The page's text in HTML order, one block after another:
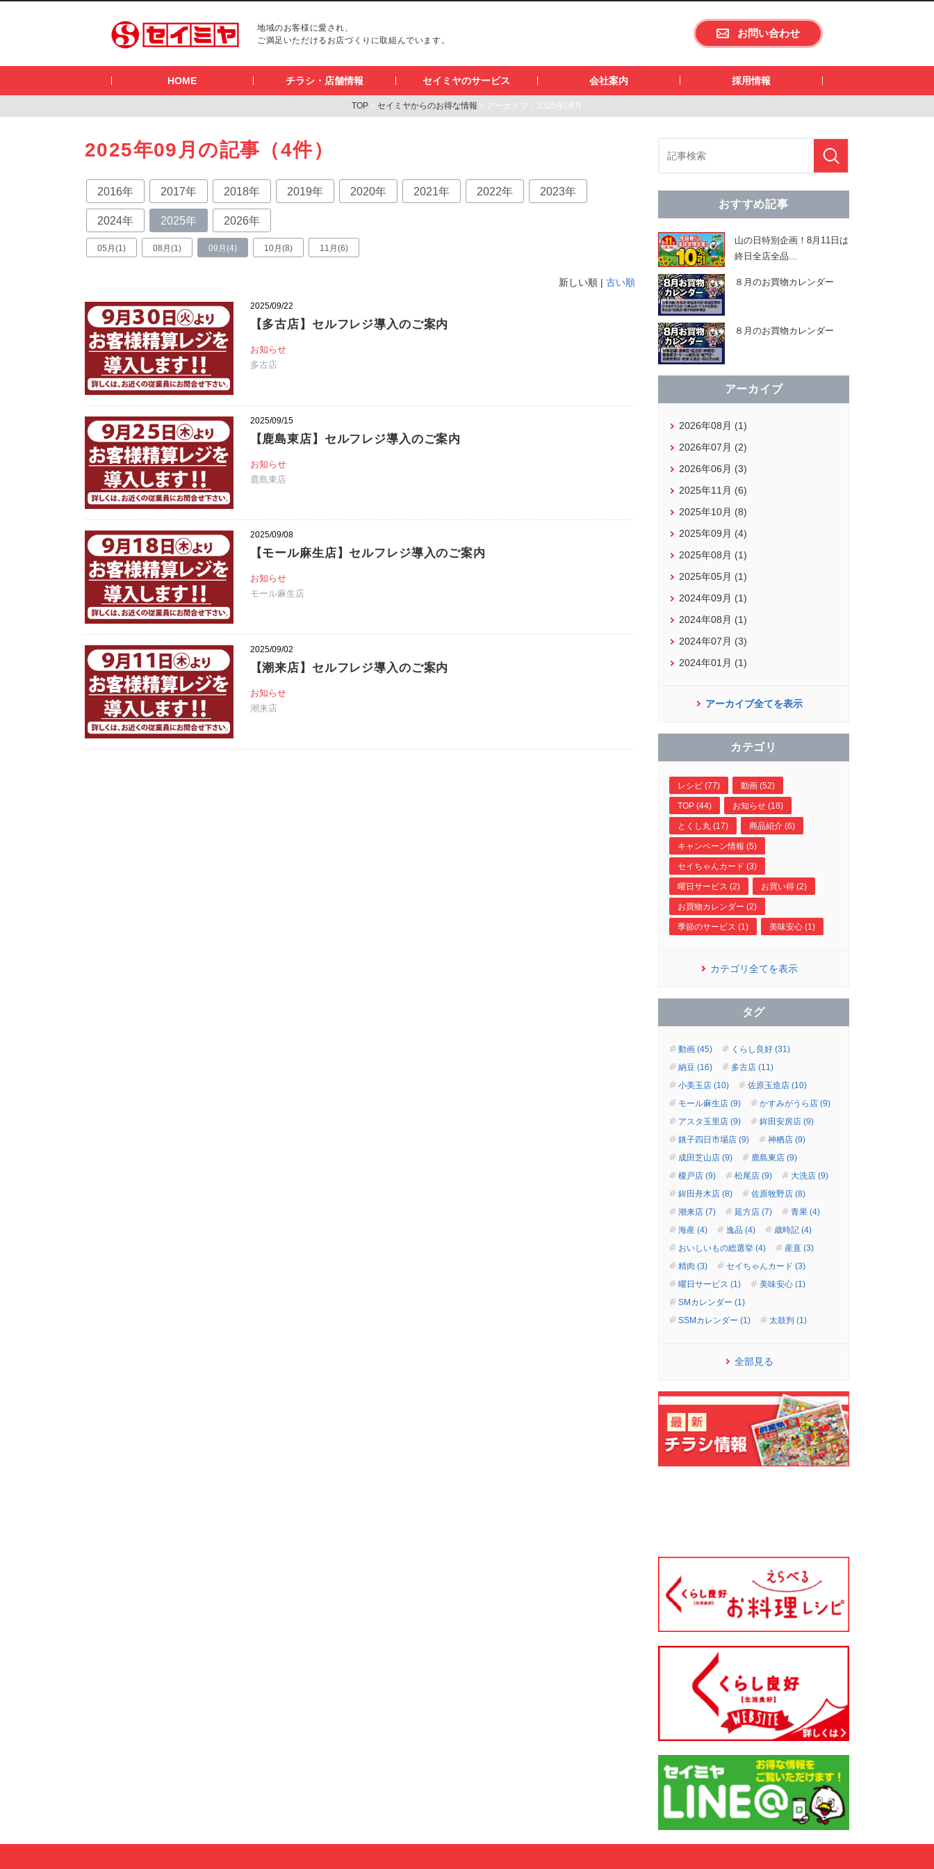
地域のお客様に愛され、
ご満足いただけるお店づくりに取組んでいます。
HOME チラシ・店舗情報 セイミヤのサービス 会社案内 採用情報
お問い合わせ
TOP > セイミヤからのお得な情報 > アーカイブ：2025年09月
2025年09月の記事（4件）
2016年 2017年 2018年 2019年 2020年 2021年 2022年 2023年
2024年 2025年 2026年
05月(1) 08月(1) 09月(4) 10月(8) 11月(6)
新しい順 | 古い順
2025/09/22
【多古店】セルフレジ導入のご案内
お知らせ
多古店
2025/09/15
【鹿島東店】セルフレジ導入のご案内
お知らせ
鹿島東店
2025/09/08
【モール麻生店】セルフレジ導入のご案内
お知らせ
モール麻生店
2025/09/02
【潮来店】セルフレジ導入のご案内
お知らせ
潮来店
おすすめ記事
山の日特別企画！8月11日は
終日全店全品…
８月のお買物カレンダー
８月のお買物カレンダー
アーカイブ
2026年08月 (1)
2026年07月 (2)
2026年06月 (3)
2025年11月 (6)
2025年10月 (8)
2025年09月 (4)
2025年08月 (1)
2025年05月 (1)
2024年09月 (1)
2024年08月 (1)
2024年07月 (3)
2024年01月 (1)
アーカイブ全てを表示
カテゴリ
レシピ (77) 動画 (52)
TOP (44) お知らせ (18)
とくし丸 (17) 商品紹介 (6)
キャンペーン情報 (5)
セイちゃんカード (3)
曜日サービス (2) お買い得 (2)
お買物カレンダー (2)
季節のサービス (1) 美味安心 (1)
カテゴリ全てを表示
タグ
動画 (45)
くらし良好 (31)
納豆 (16)
多古店 (11)
小美玉店 (10)
佐原玉造店 (10)
モール麻生店 (9)
かすみがうら店 (9)
アスタ玉里店 (9)
鉾田安房店 (9)
銚子四日市場店 (9)
神栖店 (9)
成田芝山店 (9)
鹿島東店 (9)
榎戸店 (9)
松尾店 (9)
大洗店 (9)
鉾田舟木店 (8)
佐原牧野店 (8)
潮来店 (7)
延方店 (7)
青果 (4)
海産 (4)
逸品 (4)
歳時記 (4)
おいしいもの総選挙 (4)
産直 (3)
精肉 (3)
セイちゃんカード (3)
曜日サービス (1)
美味安心 (1)
SMカレンダー (1)
SSMカレンダー (1)
太鼓判 (1)
全部見る